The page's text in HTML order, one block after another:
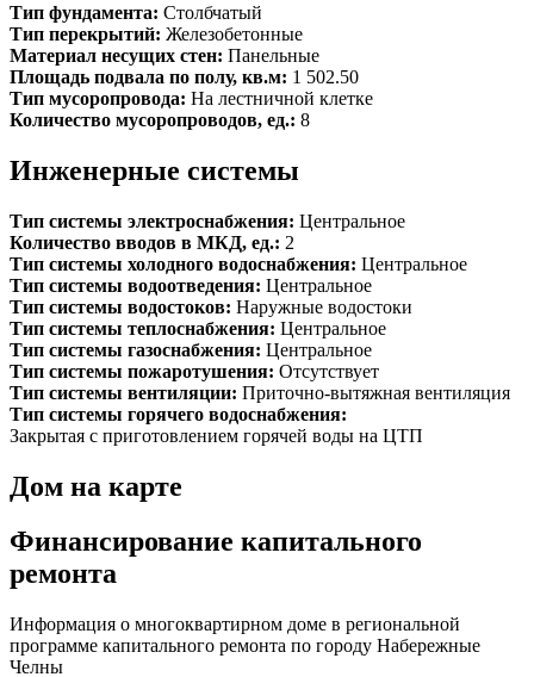
Тип фундамента: Столбчатый
Тип перекрытий: Железобетонные
Материал несущих стен: Панельные
Площадь подвала по полу, кв.м: 1 502.50
Тип мусоропровода: На лестничной клетке
Количество мусоропроводов, ед.: 8
Инженерные системы
Тип системы электроснабжения: Центральное
Количество вводов в МКД, ед.: 2
Тип системы холодного водоснабжения: Центральное
Тип системы водоотведения: Центральное
Тип системы водостоков: Наружные водостоки
Тип системы теплоснабжения: Центральное
Тип системы газоснабжения: Центральное
Тип системы пожаротушения: Отсутствует
Тип системы вентиляции: Приточно-вытяжная вентиляция
Тип системы горячего водоснабжения:
Закрытая с приготовлением горячей воды на ЦТП
Дом на карте
Финансирование капитального
ремонта
Информация о многоквартирном доме в региональной
программе капитального ремонта по городу Набережные
Челны